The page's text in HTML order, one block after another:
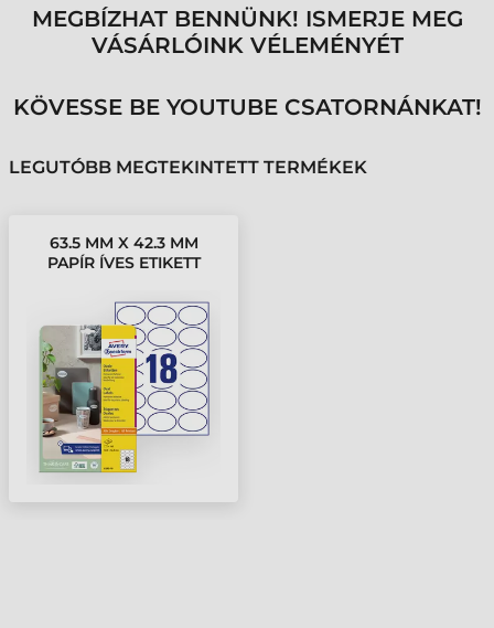
MEGBÍZHAT BENNÜNK! ISMERJE MEG
VÁSÁRLÓINK VÉLEMÉNYÉT
KÖVESSE BE YOUTUBE CSATORNÁNKAT!
LEGUTÓBB MEGTEKINTETT TERMÉKEK
63.5 MM X 42.3 MM
PAPÍR ÍVES ETIKETT
ZWECKFORM FEHÉR (
10 ÍV/DOBOZ )